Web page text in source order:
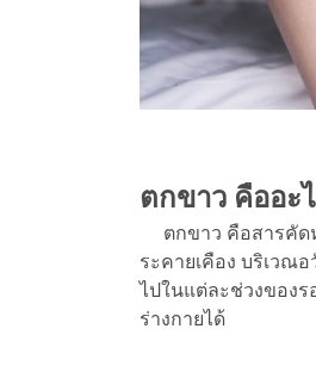
ตกขาว คืออะ
ตกขาว คือสารคัด
ระคายเคือง บริเวณ
ไปในแต่ละช่วงของ
ร่างกายได้